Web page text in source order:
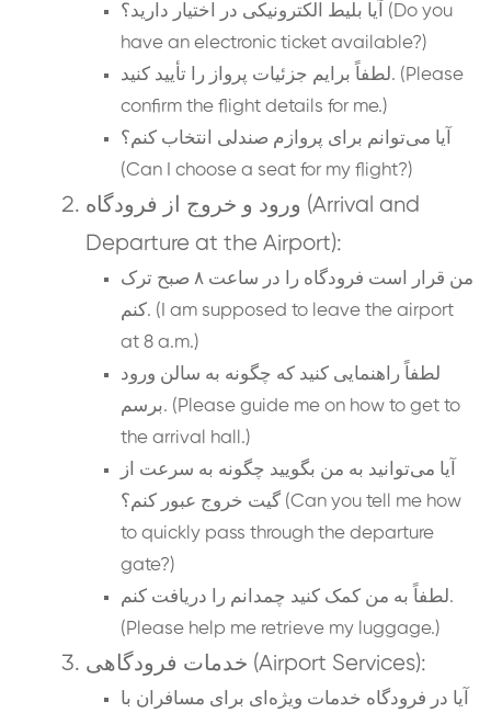
آیا بلیط الکترونیکی در اختیار دارید؟ (Do you
have an electronic ticket available?)
لطفاً برایم جزئیات پرواز را تأیید کنید. (Please
confirm the flight details for me.)
آیا می‌توانم برای پروازم صندلی انتخاب کنم؟
(Can I choose a seat for my flight?)
ورود و خروج از فرودگاه (Arrival and
Departure at the Airport):
من قرار است فرودگاه را در ساعت ۸ صبح ترک
کنم. (I am supposed to leave the airport
at 8 a.m.)
لطفاً راهنمایی کنید که چگونه به سالن ورود
برسم. (Please guide me on how to get to
the arrival hall.)
آیا می‌توانید به من بگویید چگونه به سرعت از
گیت خروج عبور کنم؟ (Can you tell me how
to quickly pass through the departure
gate?)
لطفاً به من کمک کنید چمدانم را دریافت کنم.
(Please help me retrieve my luggage.)
خدمات فرودگاهی (Airport Services):
آیا در فرودگاه خدمات ویژه‌ای برای مسافران با